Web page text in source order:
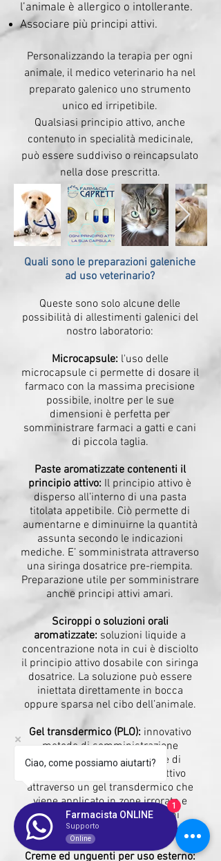
l’animale è allergico o intollerante.
Associare più principi attivi.
Personalizzando la terapia per ogni
animale, il medico veterinario ha nel
preparato galenico uno strumento
unico ed irripetibile.
Qualsiasi principio attivo, anche
contenuto in specialità medicinale,
può essere suddiviso o reincapsulato
nella dose prescritta.
Quali sono le preparazioni galeniche
ad uso veterinario?
Queste sono solo alcune delle
possibilità di allestimenti galenici del
nostro laboratorio:
Microcapsule: l'uso delle
microcapsule ci permette di dosare il
farmaco con la massima precisione
possibile, inoltre per le sue
dimensioni è perfetta per
somministrare farmaci a gatti e cani
di piccola taglia.
Paste aromatizzate contenenti il
principio attivo: Il principio attivo è
disperso all’interno di una pasta
titolata appetibile. Ciò permette di
aumentarne e diminuirne la quantità
assunta secondo le indicazioni
mediche. E’ somministrata attraverso
una siringa dosatrice pre-riempita.
Preparazione utile per somministrare
anche principi attivi amari.
Sciroppi o soluzioni orali
aromatizzate: soluzioni liquide a
concentrazione nota in cui è disciolto
il principio attivo dosabile con siringa
dosatrice. La soluzione può essere
iniettata direttamente in bocca
oppure sparsa nel cibo dell’animale.
Gel transdermico (PLO): innovativo
metodo di somministrazione
transdermico che permette di
somministrare il principio attivo
attraverso un gel transdermico che
viene applicato in zone irrorate e
prive di peli come i padiglioni
auricolari del cane e del gatto.
Creme ed unguenti per uso esterno:
Ciao, come possiamo aiutarti?
Farmacista ONLINE
Supporto
Online
1